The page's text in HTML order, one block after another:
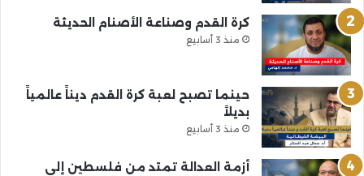
كرة القدم وصناعة الأصنام الحديثة
منذ 3 أسابيع
حينما تصبح لعبة كرة القدم ديناً عالمياً
بديلاً
منذ 3 أسابيع
أزمة العدالة تمتد من فلسطين إلى